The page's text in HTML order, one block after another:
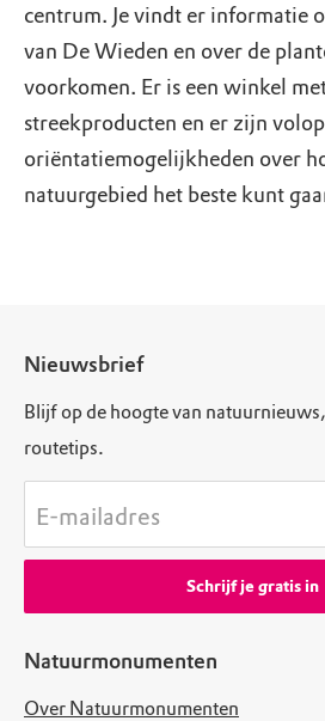
centrum. Je vindt er informatie
van De Wieden en over de
voorkomen. Er is een winkel
streekproducten en er zijn volop
oriëntatiemogelijkheden over
natuurgebied het beste kunt
Natuurmonumenten
Over Natuurmonumenten
Nieuwsbrief
Blijf op de hoogte van
routetips.
E-mailadres
Schrijf je gratis in